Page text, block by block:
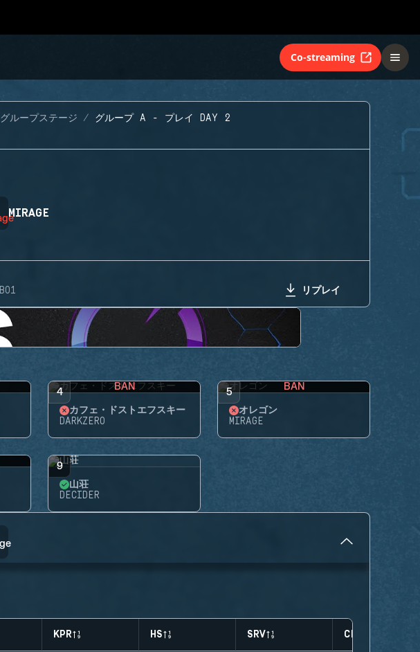
Co-streaming
グループステージ グループ A - プレイ DAY 2
MIRAGE
BO1 リプレイ
4 BAN
カフェ・ドストエフスキー
DARKZERO
5 BAN
オレゴン
MIRAGE
9
山荘
DECIDER
KPR HS SRV CLUTCHES